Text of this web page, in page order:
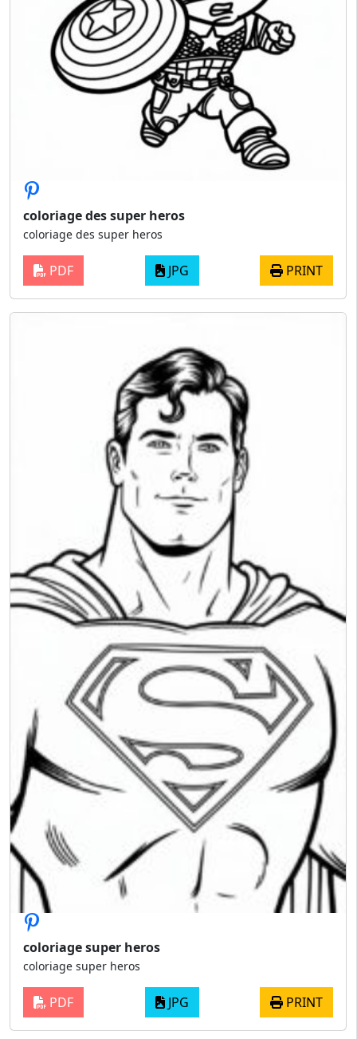
coloriage des super heros
coloriage des super heros
PDF JPG PRINT
coloriage super heros
coloriage super heros
PDF JPG PRINT